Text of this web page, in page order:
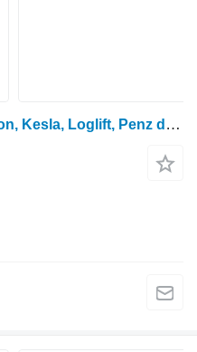
MHS Łupina chwytaka Epsilon, Kesla, Loglift, Penz do trocin i peletu